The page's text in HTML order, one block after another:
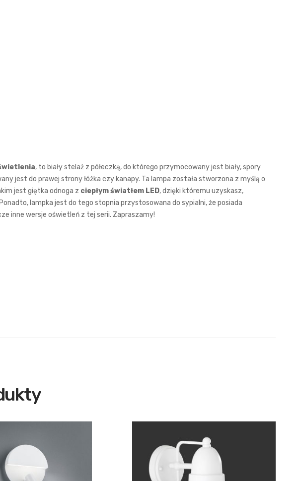
, to biały stelaż z półeczką, do którego przymocowany jest biały, spory
jest do prawej strony łóżka czy kanapy. Ta lampa została stworzona z myślą o
jest giętka odnoga z ciepłym światłem LED, dzięki któremu uzyskasz,
lampka jest do tego stopnia przystosowana do sypialni, że posiada
inne wersje oświetleń z tej serii. Zapraszamy!